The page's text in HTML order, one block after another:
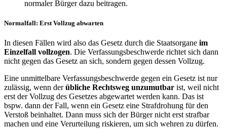
normaler Bürger dazu beitragen.
Normalfall: Erst Vollzug abwarten
In diesen Fällen wird also das Gesetz durch die Staatsorgane im
Einzelfall vollzogen. Die Verfassungsbeschwerde richtet sich dann
nicht gegen das Gesetz an sich, sondern gegen dessen Vollzug.
Eine unmittelbare Verfassungsbeschwerde gegen ein Gesetz ist nur
zulässig, wenn derübliche Rechtsweg unzumutbar ist, weil nicht
erst der Vollzug des Gesetzes abgewartet werden kann. Das ist
bspw. dann der Fall, wenn ein Gesetz eine Strafdrohung für den
Verstoß beinhaltet. Dann muss sich der Bürger nicht erst strafbar
machen und eine Verurteilung riskieren, um sich wehren zu dürfen.